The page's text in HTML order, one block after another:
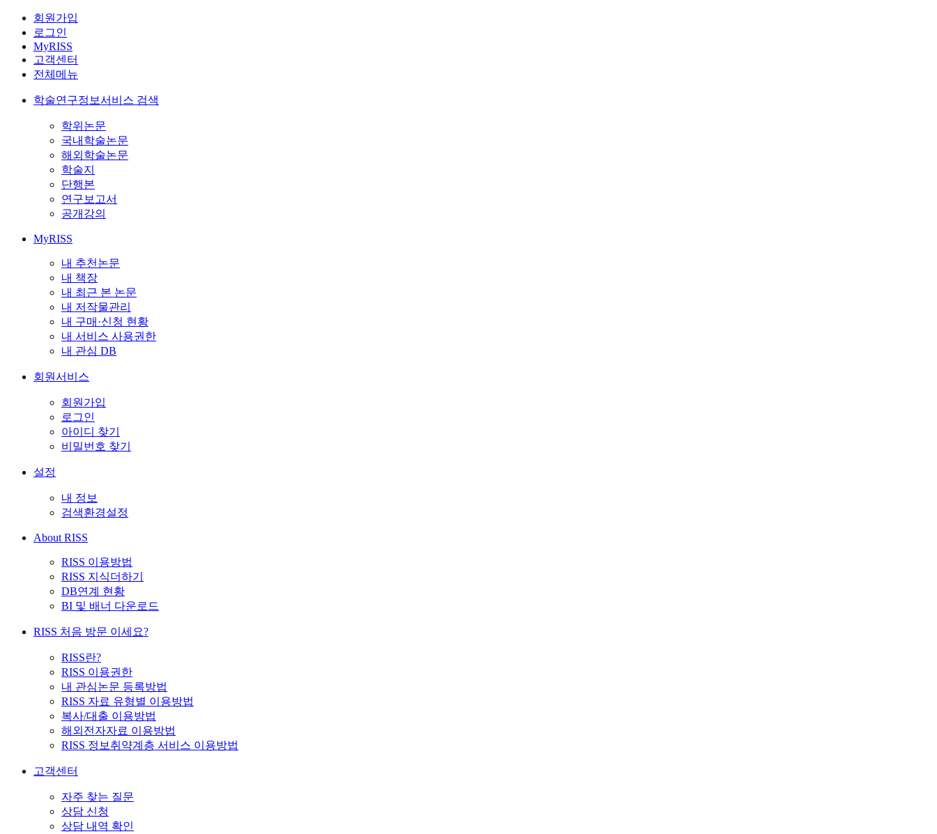
회원가입
로그인
MyRISS
고객센터
전체메뉴
학술연구정보서비스 검색
학위논문
국내학술논문
해외학술논문
학술지
단행본
연구보고서
공개강의
MyRISS
내 추천논문
내 책장
내 최근 본 논문
내 저작물관리
내 구매·신청 현황
내 서비스 사용권한
내 관심 DB
회원서비스
회원가입
로그인
아이디 찾기
비밀번호 찾기
설정
내 정보
검색환경설정
About RISS
RISS 이용방법
RISS 지식더하기
DB연계 현황
BI 및 배너 다운로드
RISS 처음 방문 이세요?
RISS란?
RISS 이용권한
내 관심논문 등록방법
RISS 자료 유형별 이용방법
복사/대출 이용방법
해외전자자료 이용방법
RISS 정보취약계층 서비스 이용방법
고객센터
자주 찾는 질문
상담 신청
상담 내역 확인